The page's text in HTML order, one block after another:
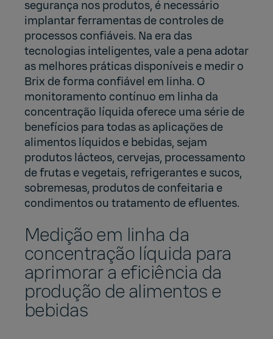
segurança nos produtos, é necessário
implantar ferramentas de controles de
processos confiáveis. Na era das
tecnologias inteligentes, vale a pena adotar
as melhores práticas disponíveis e medir o
Brix de forma confiável em linha. O
monitoramento contínuo em linha da
concentração líquida oferece uma série de
benefícios para todas as aplicações de
alimentos líquidos e bebidas, sejam
produtos lácteos, cervejas, processamento
de frutas e vegetais, refrigerantes e sucos,
sobremesas, produtos de confeitaria e
condimentos ou tratamento de efluentes.
Medição em linha da
concentração líquida para
aprimorar a eficiência da
produção de alimentos e
bebidas